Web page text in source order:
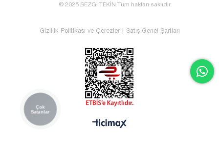
© 2025 SEZGİ TEKİN Tüm hakları saklıdır
Gizlilik Politikası ve Çerezler Satış Genel Şartları
Çok
Satanlar